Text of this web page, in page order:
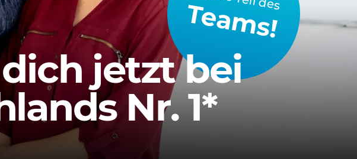
Teams!
jetzt bei
Nr. 1*